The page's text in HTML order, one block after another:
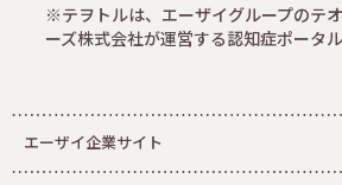
※テヲトルは、エーザイグループのテ
ーズ株式会社が運営する認知症ポータル
エーザイ企業サイト